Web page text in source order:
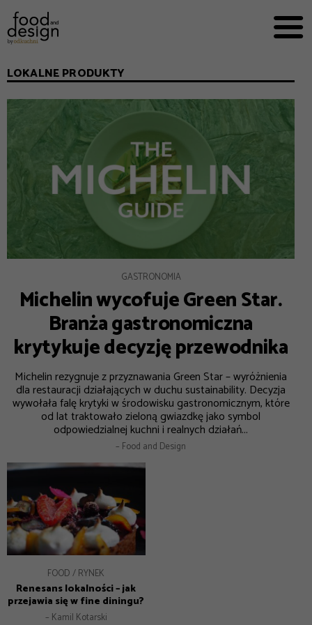


EKSPERCI
FOOD WORKING
E-BOOKI
O NAS
REKLAMA
LOKALNE PRODUKTY
GASTRONOMIA
Michelin wycofuje Green Star.
Branża gastronomiczna
krytykuje decyzję przewodnika
Michelin rezygnuje z przyznawania Green Star – wyróżnienia
dla restauracji działających w duchu sustainability. Decyzja
wywołała falę krytyki w środowisku gastronomicznym, które
od lat traktowało zieloną gwiazdkę jako symbol
odpowiedzialnej kuchni i realnych działań...
– Food and Design
FOOD RYNEK
Renesans lokalności – jak
przejawia się w fine diningu?
– Kamil Kotarski